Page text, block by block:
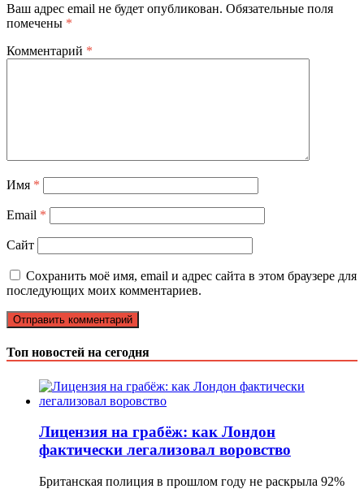
Ваш адрес email не будет опубликован. Обязательные поля
помечены *
Комментарий *
Имя *
Email *
Сайт
Сохранить моё имя, email и адрес сайта в этом браузере для
последующих моих комментариев.
Топ новостей на сегодня
Лицензия на грабёж: как Лондон
фактически легализовал воровство
Британская полиция в прошлом году не раскрыла 92%